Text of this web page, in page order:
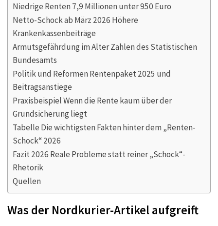
Niedrige Renten 7,9 Millionen unter 950 Euro
Netto-Schock ab März 2026 Höhere
Krankenkassenbeiträge
Armutsgefährdung im Alter Zahlen des Statistischen
Bundesamts
Politik und Reformen Rentenpaket 2025 und
Beitragsanstiege
Praxisbeispiel Wenn die Rente kaum über der
Grundsicherung liegt
Tabelle Die wichtigsten Fakten hinter dem „Renten-
Schock“ 2026
Fazit 2026 Reale Probleme statt reiner „Schock“-
Rhetorik
Quellen
Was der Nordkurier-Artikel aufgreift